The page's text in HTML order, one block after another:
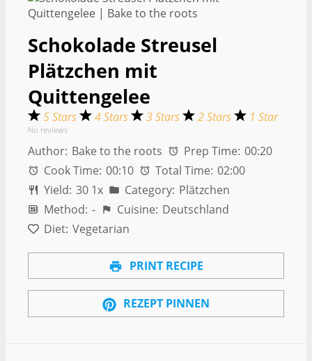
Schokolade Streusel
Plätzchen mit
Quittengelee
5 Stars 4 Stars 3 Stars 2 Stars 1 Star
No reviews
Author: Bake to the roots Prep Time: 00:20
Cook Time: 00:10 Total Time: 02:00
Yield: 30 1x Category: Plätzchen
Method: - Cuisine: Deutschland
Diet: Vegetarian
PRINT RECIPE
REZEPT PINNEN